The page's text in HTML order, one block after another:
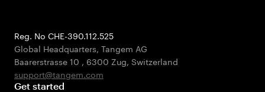
Reg. No CHE-390.112.525
Global Headquarters, Tangem AG
Baarerstrasse 10 , 6300 Zug, Switzerland
support@tangem.com
Get started